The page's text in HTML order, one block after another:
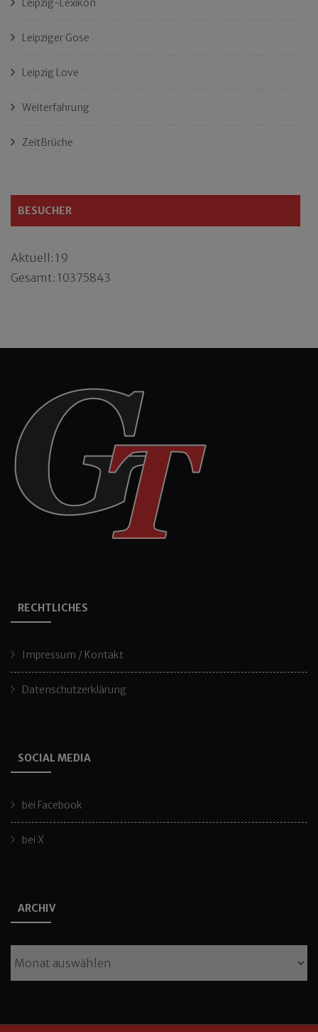
Leipzig-Lexikon
Leipziger Gose
Leipzig Love
Welterfahrung
ZeitBrüche
BESUCHER
Aktuell: 19
Gesamt: 10375843
RECHTLICHES
Impressum / Kontakt
Datenschutzerklärung
SOCIAL MEDIA
bei Facebook
bei X
ARCHIV